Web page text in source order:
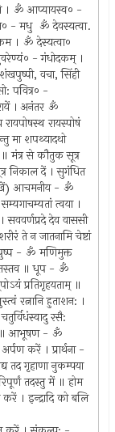
। ॐ आप्यायस्व० -
- मधु ॐ देवस्यत्वा.
। ॐ देस्यत्वा०
- गंधोदकम्‌ ।
वचा, सिंही
पवित्र० -
। अनंतर ॐ
रायपोषस्थ रायस्पोषं
मा शपथ्यादथो
॥ मंत्र से कौतुक सूत्र
निकाल दें । सुगंधित
आचमनीय - ॐ
त्वया ।
देव वाससी
ते न जातनामि चेष्टां
पुष्प - ॐ मणिमुक्त
॥ धूप - ॐ
प्रतिगृहयताम्‌ ॥
रत्नानि हुताशन: ।
रसै:
॥ आभूषण - ॐ
करें । प्रार्थना -
तद गृहाणा नुकम्पया
तदस्तु में ॥ होम
। इन्द्रादि को बलि